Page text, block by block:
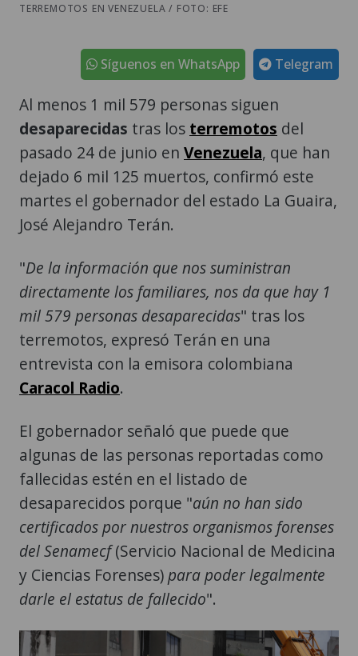
TERREMOTOS EN VENEZUELA / FOTO: EFE
Telegram
Síguenos en WhatsApp
Al menos 1 mil 579 personas siguen
desaparecidas tras los terremotos del
pasado 24 de junio en Venezuela, que han
dejado 6 mil 125 muertos, confirmó este
martes el gobernador del estado La Guaira,
José Alejandro Terán.
"De la información que nos suministran
directamente los familiares, nos da que hay 1
mil 579 personas desaparecidas" tras los
terremotos, expresó Terán en una
entrevista con la emisora colombiana
Caracol Radio.
El gobernador señaló que puede que
algunas de las personas reportadas como
fallecidas estén en el listado de
desaparecidos porque "aún no han sido
certificados por nuestros organismos forenses
del Senamecf(Servicio Nacional de Medicina
y Ciencias Forenses)para poder legalmente
darle el estatus de fallecido".